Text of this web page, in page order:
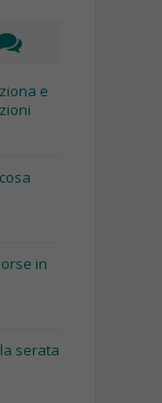
e
in
serata